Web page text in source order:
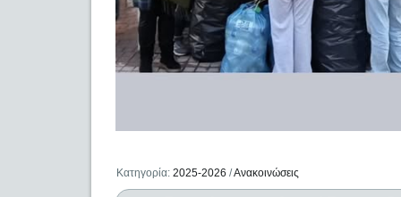
Κατηγορία:2025-2026 /Ανακοινώσεις